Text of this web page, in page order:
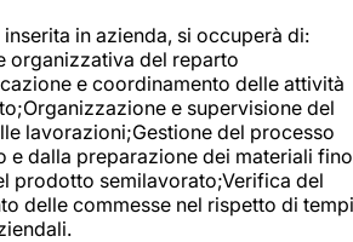
in azienda, si occuperà di:
organizzativa del reparto
e coordinamento delle attività
e supervisione del
lavorazioni;Gestione del processo
e dalla preparazione dei materiali fino
prodotto semilavorato;Verifica del
delle commesse nel rispetto di